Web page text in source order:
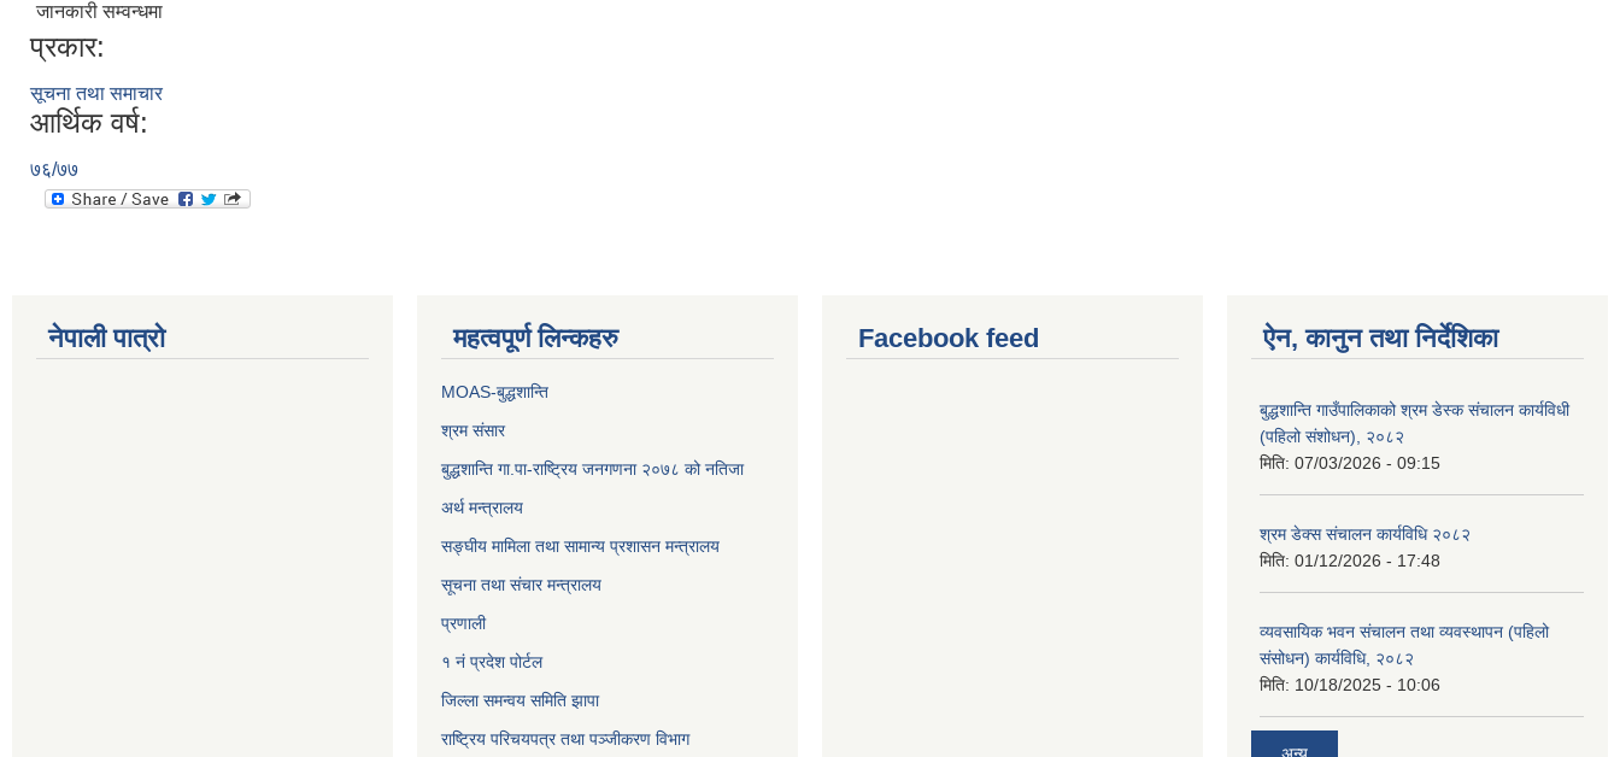
जानकारी सम्वन्धमा
प्रकार:
सूचना तथा समाचार
आर्थिक वर्ष:
७६/७७
नेपाली पात्रो महत्वपूर्ण लिन्कहरु
MOAS-बुद्धशान्ति
श्रम संसार
बुद्धशान्ति गा.पा-राष्ट्रिय जनगणना २०७८ को नतिजा
अर्थ मन्त्रालय
सङ्‍घीय मामिला तथा सामान्य प्रशासन मन्त्रालय
सूचना तथा संचार मन्त्रालय
प्रणाली
१ नं प्रदेश पोर्टल
जिल्ला समन्वय समिति झापा
राष्ट्रिय परिचयपत्र तथा पञ्जीकरण विभाग
Facebook feed ऐन, कानुन तथा निर्देशिका
बुद्धशान्ति गाउँपालिकाको श्रम डेस्क संचालन कार्यविधी
(पहिलो संशोधन), २०८२
मिति: 07/03/2026 - 09:15
श्रम डेक्स संचालन कार्यविधि २०८२
मिति: 01/12/2026 - 17:48
व्यवसायिक भवन संचालन तथा व्यवस्थापन (पहिलो
संसोधन) कार्यविधि, २०८२
मिति: 10/18/2025 - 10:06
अन्य